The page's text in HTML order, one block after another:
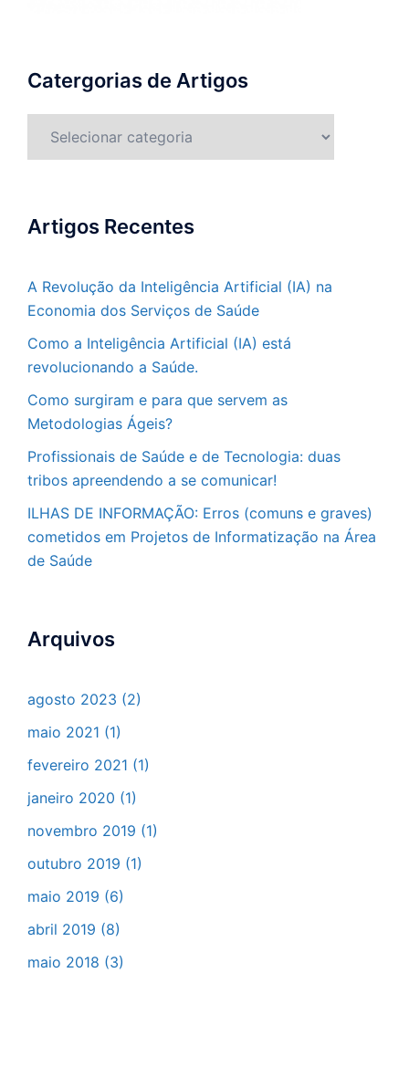
Catergorias de Artigos
Artigos Recentes
A Revolução da Inteligência Artificial (IA) na
Economia dos Serviços de Saúde
Como a Inteligência Artificial (IA) está
revolucionando a Saúde.
Como surgiram e para que servem as
Metodologias Ágeis?
Profissionais de Saúde e de Tecnologia: duas
tribos apreendendo a se comunicar!
ILHAS DE INFORMAÇÃO: Erros (comuns e graves)
cometidos em Projetos de Informatização na Área
de Saúde
Arquivos
agosto 2023 (2)
maio 2021 (1)
fevereiro 2021 (1)
janeiro 2020 (1)
novembro 2019 (1)
outubro 2019 (1)
maio 2019 (6)
abril 2019 (8)
maio 2018 (3)